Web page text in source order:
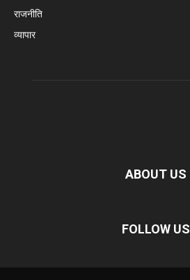
राजनीति
व्यापार
ABOUT US
FOLLOW US